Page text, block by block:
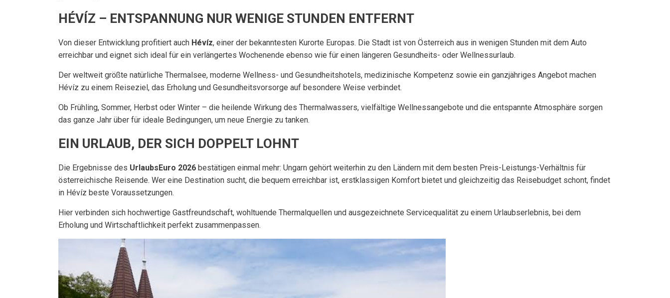
HÉVÍZ – ENTSPANNUNG NUR WENIGE STUNDEN ENTFERNT
Von dieser Entwicklung profitiert auch Hévíz, einer der bekanntesten Kurorte Europas. Die Stadt ist von Österreich aus in wenigen Stunden mit dem Auto
erreichbar und eignet sich ideal für ein verlängertes Wochenende ebenso wie für einen längeren Gesundheits- oder Wellnessurlaub.
Der weltweit größte natürliche Thermalsee, moderne Wellness- und Gesundheitshotels, medizinische Kompetenz sowie ein ganzjähriges Angebot machen
Hévíz zu einem Reiseziel, das Erholung und Gesundheitsvorsorge auf besondere Weise verbindet.
Ob Frühling, Sommer, Herbst oder Winter – die heilende Wirkung des Thermalwassers, vielfältige Wellnessangebote und die entspannte Atmosphäre sorgen
das ganze Jahr über für ideale Bedingungen, um neue Energie zu tanken.
EIN URLAUB, DER SICH DOPPELT LOHNT
Die Ergebnisse des UrlaubsEuro 2026 bestätigen einmal mehr: Ungarn gehört weiterhin zu den Ländern mit dem besten Preis-Leistungs-Verhältnis für
österreichische Reisende. Wer eine Destination sucht, die bequem erreichbar ist, erstklassigen Komfort bietet und gleichzeitig das Reisebudget schont, findet
in Hévíz beste Voraussetzungen.
Hier verbinden sich hochwertige Gastfreundschaft, wohltuende Thermalquellen und ausgezeichnete Servicequalität zu einem Urlaubserlebnis, bei dem
Erholung und Wirtschaftlichkeit perfekt zusammenpassen.